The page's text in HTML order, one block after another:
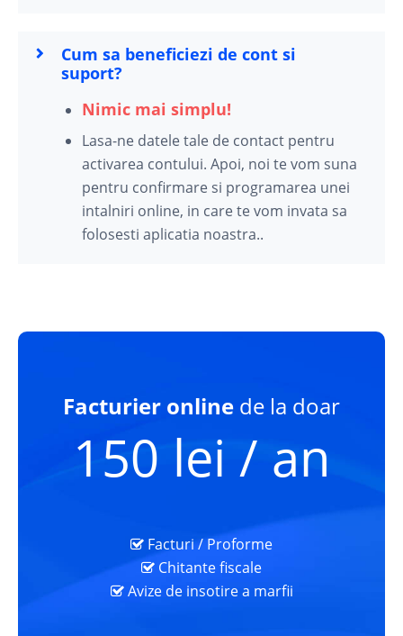
Cum sa beneficiezi de cont si
suport?
Nimic mai simplu!
Lasa-ne datele tale de contact pentru
activarea contului. Apoi, noi te vom suna
pentru confirmare si programarea unei
intalniri online, in care te vom invata sa
folosesti aplicatia noastra..
Facturier online de la doar
150 lei / an
Facturi / Proforme
Chitante fiscale
Avize de insotire a marfii